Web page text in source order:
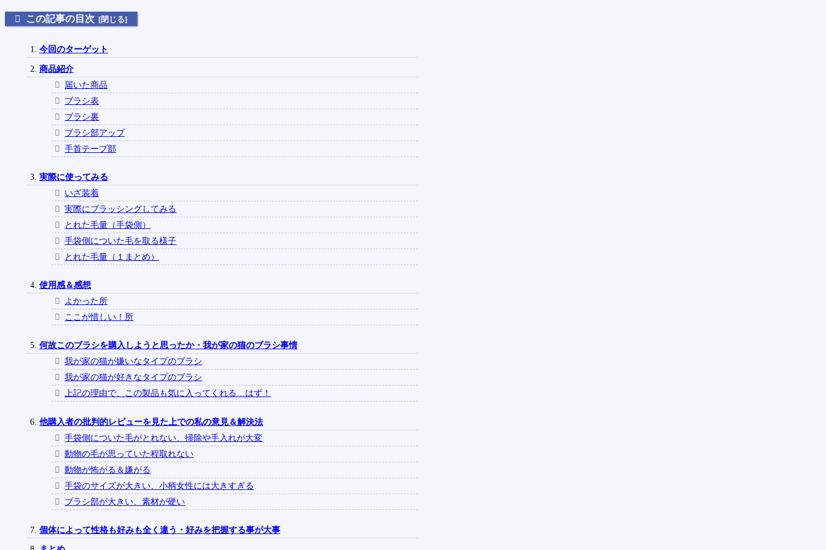
この記事の目次
今回のターゲット
商品紹介
届いた商品
ブラシ表
ブラシ裏
ブラシ部アップ
手首テープ部
実際に使ってみる
いざ装着
実際にブラッシングしてみる
とれた毛量（手袋側）
手袋側についた毛を取る様子
とれた毛量（１まとめ）
使用感＆感想
よかった所
ここが惜しい！所
何故このブラシを購入しようと思ったか・我が家の猫のブラシ事情
我が家の猫が嫌いなタイプのブラシ
我が家の猫が好きなタイプのブラシ
上記の理由で、この製品も気に入ってくれる…はず！
他購入者の批判的レビューを見た上での私の意見＆解決法
手袋側についた毛がとれない、掃除や手入れが大変
動物の毛が思っていた程取れない
動物が怖がる＆嫌がる
手袋のサイズが大きい、小柄女性には大きすぎる
ブラシ部が大きい、素材が硬い
個体によって性格も好みも全く違う・好みを把握する事が大事